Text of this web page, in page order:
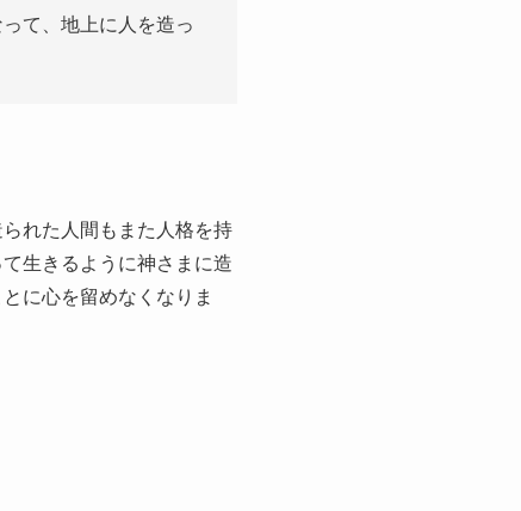
て、地上に人を造っ
れた人間もまた人格を持
生きるように神さまに造
に心を留めなくなりま